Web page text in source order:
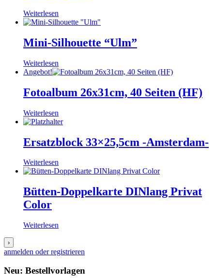
Weiterlesen
Mini-Silhouette “Ulm”
Weiterlesen
Angebot!
Fotoalbum 26x31cm, 40 Seiten (HF)
Weiterlesen
Ersatzblock 33×25,5cm -Amsterdam-
Weiterlesen
Bütten-Doppelkarte DINlang Privat
Color
Weiterlesen
›
anmelden oder registrieren
Neu: Bestellvorlagen